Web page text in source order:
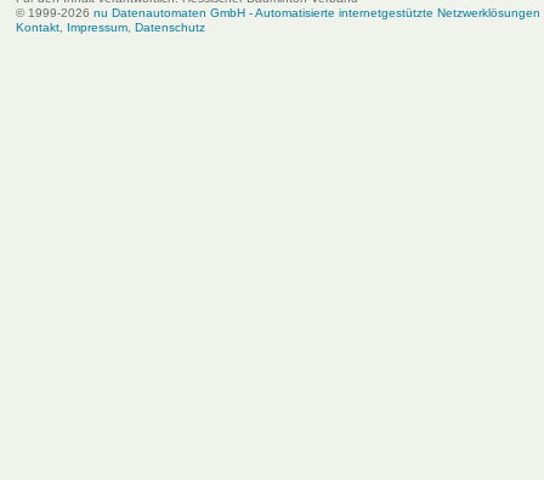
© 1999-2026 nu Datenautomaten GmbH - Automatisierte internetgestützte Netzwerklösungen
Kontakt, Impressum, Datenschutz